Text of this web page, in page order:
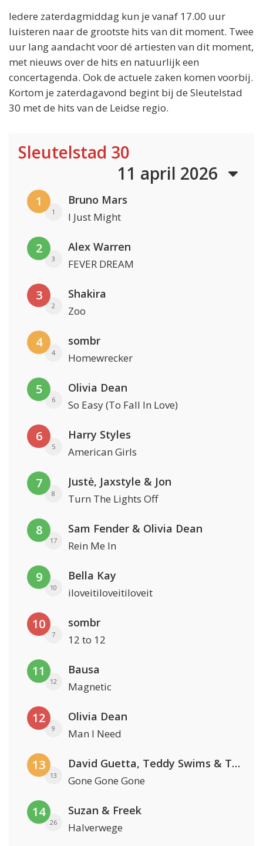
Iedere zaterdagmiddag kun je vanaf 17.00 uur
luisteren naar de grootste hits van dit moment. Twee
uur lang aandacht voor dé artiesten van dit moment,
met nieuws over de hits en natuurlijk een
concertagenda. Ook de actuele zaken komen voorbij.
Kortom je zaterdagavond begint bij de Sleutelstad
30 met de hits van de Leidse regio.
Sleutelstad 30
11 april 2026
1
1
Bruno Mars
I Just Might
2
3
Alex Warren
FEVER DREAM
3
2
Shakira
Zoo
4
4
sombr
Homewrecker
5
6
Olivia Dean
So Easy (To Fall In Love)
6
5
Harry Styles
American Girls
7
8
Justė, Jaxstyle & Jon
Turn The Lights Off
8
17
Sam Fender & Olivia Dean
Rein Me In
9
10
Bella Kay
iloveitiloveitiloveit
10
7
sombr
12 to 12
11
12
Bausa
Magnetic
12
9
Olivia Dean
Man I Need
13
13
David Guetta, Teddy Swims & Tones And I
Gone Gone Gone
14
26
Suzan & Freek
Halverwege